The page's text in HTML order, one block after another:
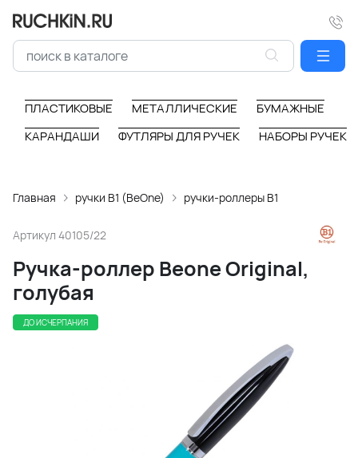
ПЛАСТИКОВЫЕ МЕТАЛЛИЧЕСКИЕ
БУМАЖНЫЕ
КАРАНДАШИ
ФУТЛЯРЫ ДЛЯ РУЧЕК НАБОРЫ РУЧЕК
Главная ручки B1 (BeOne) ручки-роллеры B1
Артикул 40105/22
Ручка-роллер Beone Original,
голубая
ДО ИСЧЕРПАНИЯ